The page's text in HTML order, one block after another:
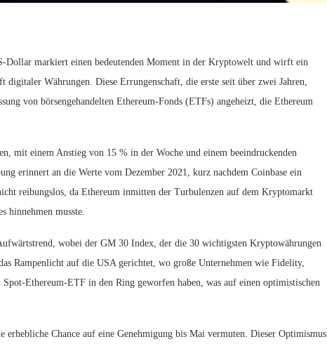
Dollar markiert einen bedeutenden Moment in der Kryptowelt und wirft ein
Währungen. Diese Errungenschaft, die erste seit über zwei Jahren,
von börsengehandelten Ethereum-Fonds (ETFs) angeheizt, die Ethereum
mit einem Anstieg von 15 % in der Woche und einem beeindruckenden
erinnert an die Werte vom Dezember 2021, kurz nachdem Coinbase ein
reibungslos, da Ethereum inmitten der Turbulenzen auf dem Kryptomarkt
hinnehmen musste.
wobei der GM 30 Index, der die 30 wichtigsten Kryptowährungen
Rampenlicht auf die USA gerichtet, wo große Unternehmen wie Fidelity,
Ethereum-ETF in den Ring geworfen haben, was auf einen optimistischen
Chance auf eine Genehmigung bis Mai vermuten. Dieser Optimismus